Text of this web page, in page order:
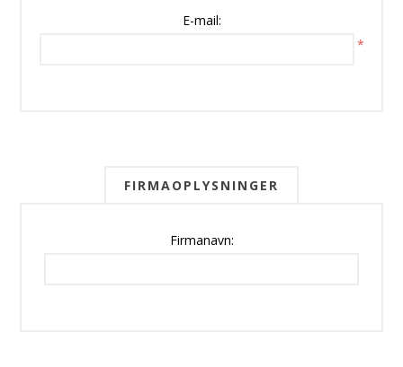
E-mail:
*
FIRMAOPLYSNINGER
Firmanavn: